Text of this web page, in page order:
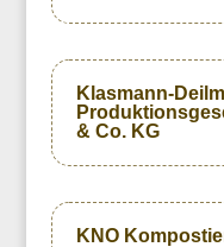
Klasmann-
& Co. KG
KNO